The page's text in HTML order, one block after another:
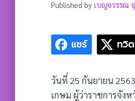
Published by เบญจวรรณ
แชร์ ทวิต
วันที่ 25 กันยายน
เกษม ผู้ว่าราชการจัง